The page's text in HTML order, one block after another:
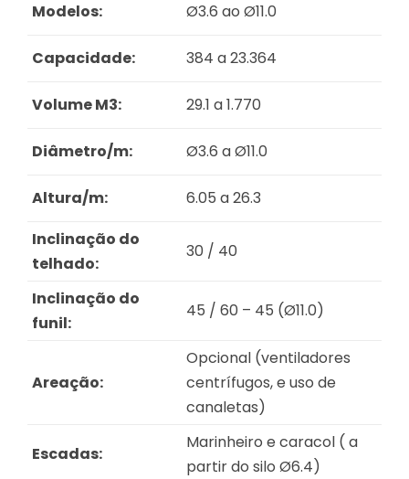
Modelos: Ø3.6 ao Ø11.0
Capacidade: 384 a 23.364
Volume M3: 29.1 a 1.770
Diâmetro/m: Ø3.6 a Ø11.0
Altura/m:
6.05 a 26.3
Inclinação do
telhado:
30 / 40
Inclinação do
funil:
45 / 60 – 45 (Ø11.0)
Areação:
Opcional (ventiladores
centrífugos, e uso de
canaletas)
Escadas:
Marinheiro e caracol ( a
partir do silo Ø6.4)